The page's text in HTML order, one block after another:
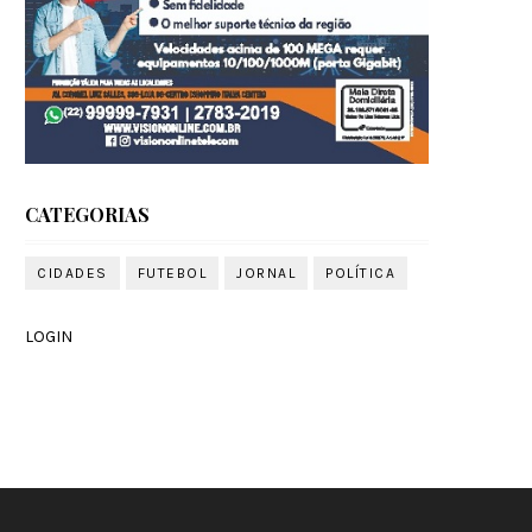
CATEGORIAS
CIDADES FUTEBOL JORNAL POLÍTICA
LOGIN